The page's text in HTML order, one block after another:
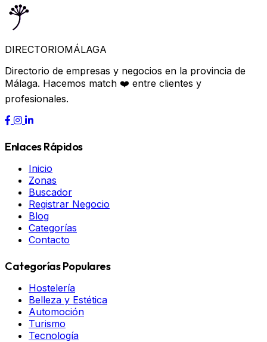
DIRECTORIOMÁLAGA
Directorio de empresas y negocios en la provincia de
Málaga. Hacemos match ❤️ entre clientes y
profesionales.
Enlaces Rápidos
Inicio
Zonas
Buscador
Registrar Negocio
Blog
Categorías
Contacto
Categorías Populares
Hostelería
Belleza y Estética
Automoción
Turismo
Tecnología